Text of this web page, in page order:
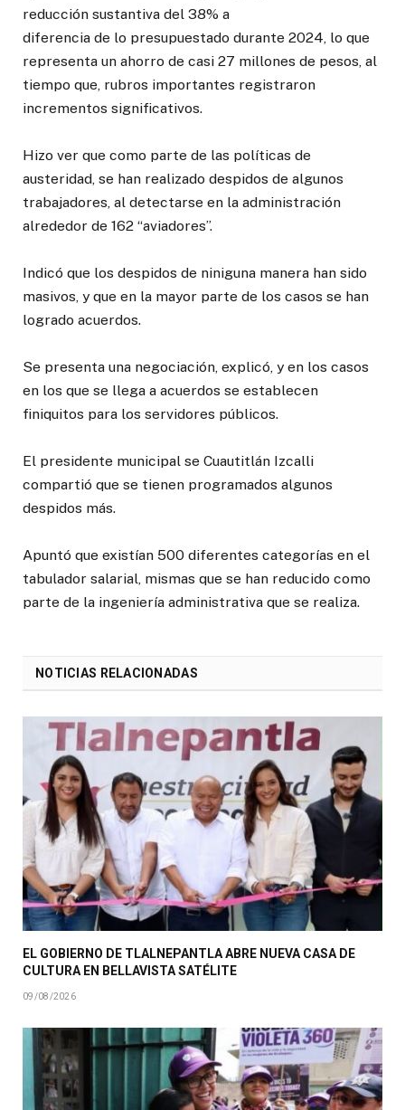
reducción sustantiva del 38% a
diferencia de lo presupuestado durante 2024, lo que
representa un ahorro de casi 27 millones de pesos, al
tiempo que, rubros importantes registraron
incrementos significativos.
Hizo ver que como parte de las políticas de
austeridad, se han realizado despidos de algunos
trabajadores, al detectarse en la administración
alrededor de 162 “aviadores”.
Indicó que los despidos de niniguna manera han sido
masivos, y que en la mayor parte de los casos se han
logrado acuerdos.
Se presenta una negociación, explicó, y en los casos
en los que se llega a acuerdos se establecen
finiquitos para los servidores públicos.
El presidente municipal se Cuautitlán Izcalli
compartió que se tienen programados algunos
despidos más.
Apuntó que existían 500 diferentes categorías en el
tabulador salarial, mismas que se han reducido como
parte de la ingeniería administrativa que se realiza.
NOTICIAS RELACIONADAS
EL GOBIERNO DE TLALNEPANTLA ABRE NUEVA CASA DE
CULTURA EN BELLAVISTA SATÉLITE
09/08/2026